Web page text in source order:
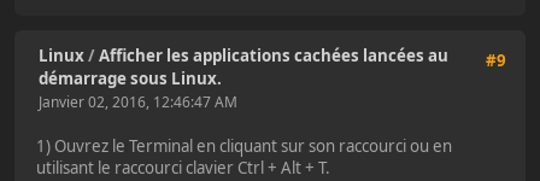
#9
Linux/Afficher les applications cachées lancées au
démarrage sous Linux.
Janvier 02, 2016, 12:46:47 AM
1) Ouvrez le Terminal en cliquant sur son raccourci ou en
utilisant le raccourci clavier Ctrl + Alt + T.